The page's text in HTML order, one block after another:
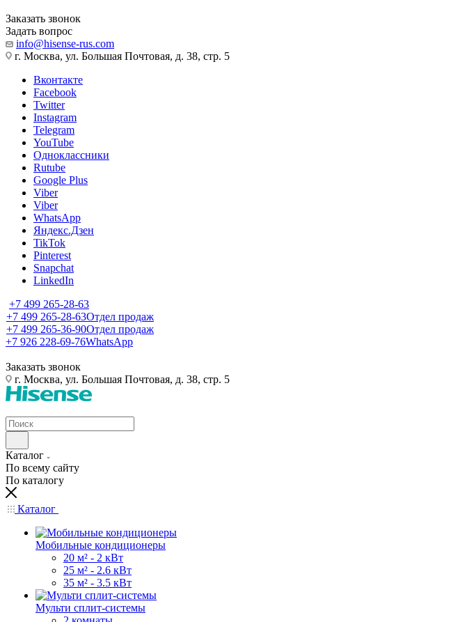
Заказать звонок
Задать вопрос
info@hisense-rus.com
г. Москва, ул. Большая Почтовая, д. 38, стр. 5
Вконтакте
Facebook
Twitter
Instagram
Telegram
YouTube
Одноклассники
Rutube
Google Plus
Viber
Viber
WhatsApp
Яндекс.Дзен
TikTok
Pinterest
Snapchat
LinkedIn
+7 499 265-28-63
+7 499 265-28-63Отдел продаж
+7 499 265-36-90Отдел продаж
+7 926 228-69-76WhatsApp
Заказать звонок
г. Москва, ул. Большая Почтовая, д. 38, стр. 5
Каталог
По всему сайту
По каталогу
Каталог
Мобильные кондиционеры
20 м² - 2 кВт
25 м² - 2.6 кВт
35 м² - 3.5 кВт
Мульти сплит-системы